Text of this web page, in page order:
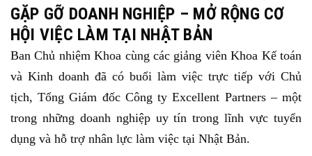
GẶP GỠ DOANH NGHIỆP – MỞ RỘNG CƠ
HỘI VIỆC LÀM TẠI NHẬT BẢN
Ban Chủ nhiệm Khoa cùng các giảng viên Khoa Kế toán
và Kinh doanh đã có buổi làm việc trực tiếp với Chủ
tịch, Tổng Giám đốc Công ty Excellent Partners – một
trong những doanh nghiệp uy tín trong lĩnh vực tuyển
dụng và hỗ trợ nhân lực làm việc tại Nhật Bản.